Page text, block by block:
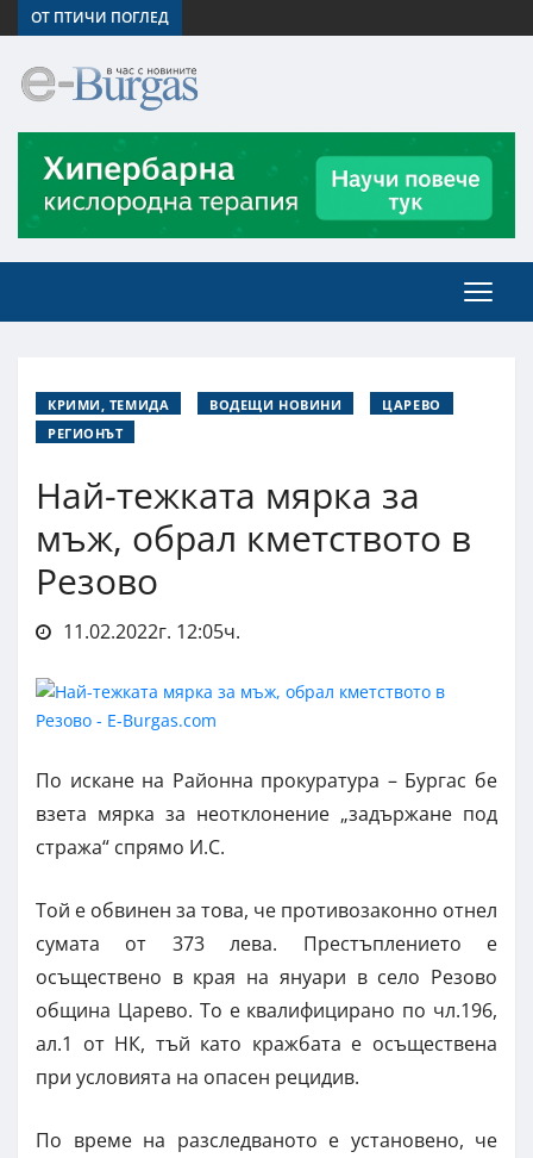
ОТ ПТИЧИ ПОГЛЕД
КРИМИ, ТЕМИДА ВОДЕЩИ НОВИНИ
ЦАРЕВО
РЕГИОНЪТ
Най-тежката мярка за
мъж, обрал кметството в
Резово
11.02.2022г. 12:05ч.
По искане на Районна прокуратура – Бургас бе
взета мярка за неотклонение „задържане под
стража“ спрямо И.С.
Той е обвинен за това, че противозаконно отнел
сумата от 373 лева. Престъплението е
осъществено в края на януари в село Резово
община Царево. То е квалифицирано по чл.196,
ал.1 от НК, тъй като кражбата е осъществена
при условията на опасен рецидив.
По време на разследваното е установено, че